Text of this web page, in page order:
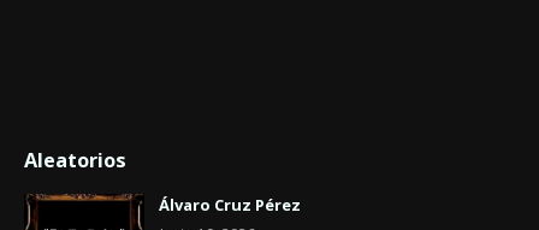
Aleatorios
Álvaro Cruz Pérez